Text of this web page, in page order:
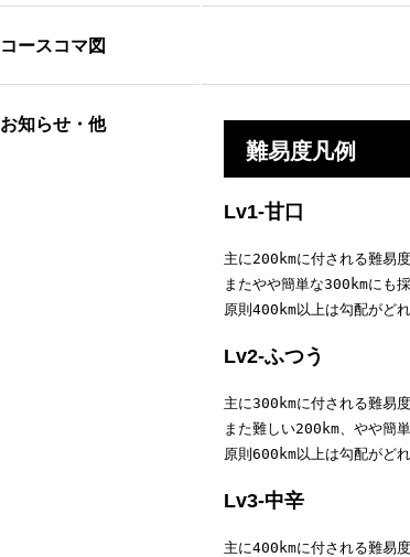
コースコマ図
お知らせ・他
難易度凡例
Lv1-甘口
主に200kmに付される難易度
またやや簡単な300kmにも
原則400km以上は勾配がど
Lv2-ふつう
主に300kmに付される難易度
また難しい200km、やや簡
原則600km以上は勾配がど
Lv3-中辛
主に400kmに付される難易度